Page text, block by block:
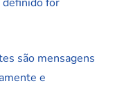
são mensagens
e